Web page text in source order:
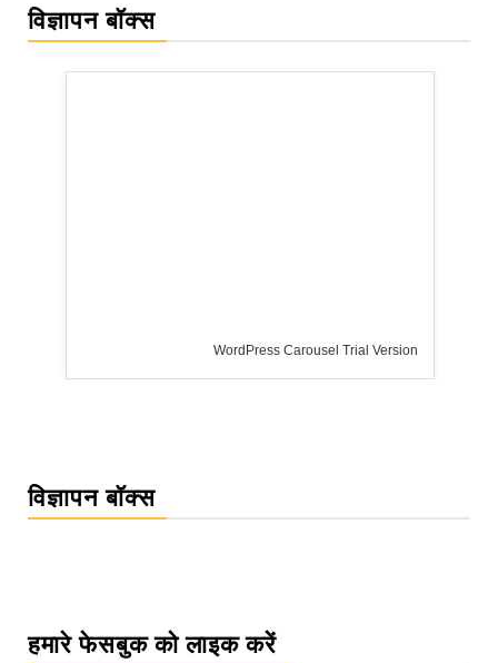
विज्ञापन बॉक्स
WordPress Carousel Trial Version
विज्ञापन बॉक्स
हमारे फेसबुक को लाइक करें